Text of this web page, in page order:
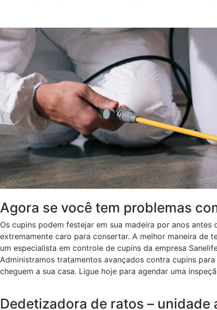
Agora se você tem problemas
Os cupins podem festejar em sua madeira por anos
extremamente caro para consertar. A melhor maneira de
um especialista em controle de cupins da empresa
Administramos tratamentos avançados contra cupins
cheguem a sua casa. Ligue hoje para agendar uma
Dedetizadora de ratos – unidade